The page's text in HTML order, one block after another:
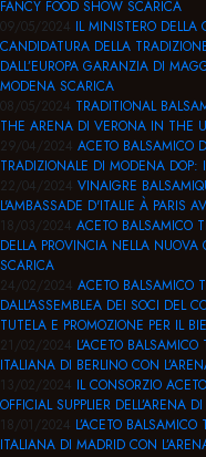
FANCY FOOD SHOW SCARICA
09/05/2024 IL MINISTERO DELLA
CANDIDATURA DELLA
DALL’EUROPA GARANZIA DI
MODENA SCARICA
08/05/2024 TRADITIONAL
THE ARENA DI VERONA IN THE
29/04/2024 ACETO BALSAMICO
TRADIZIONALE DI MODENA
22/04/2024 VINAIGRE
L'AMBASSADE D'ITALIE À PARIS
18/03/2024 ACETO BALSAMICO
DELLA PROVINCIA NELLA
SCARICA
24/02/2024 ACETO BALSAMICO
DALL’ASSEMBLEA DEI SOCI DEL
TUTELA E PROMOZIONE PER IL
21/02/2024 L’ACETO
ITALIANA DI BERLINO CON
13/02/2024 IL CONSORZIO
OFFICIAL SUPPLIER DELL’ARENA
18/01/2024 L’ACETO
ITALIANA DI MADRID CON